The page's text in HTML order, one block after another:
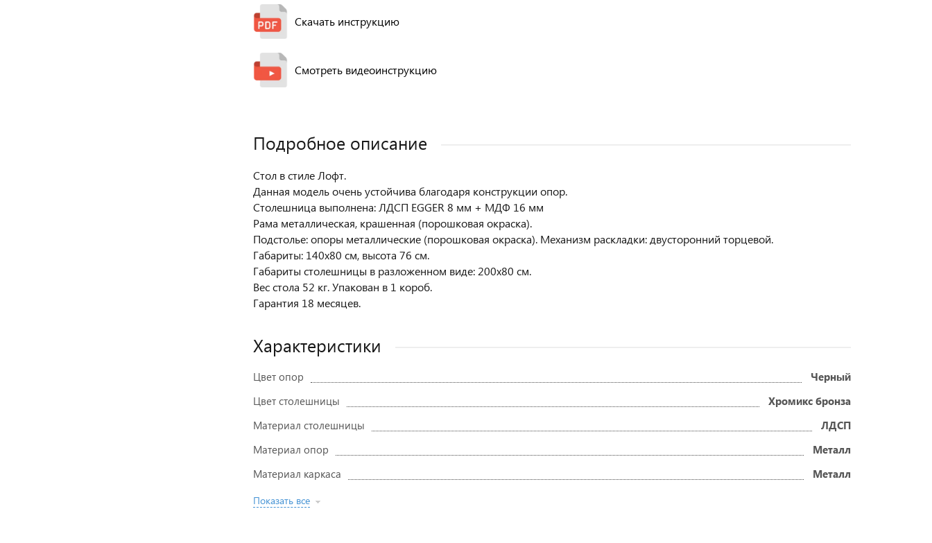
Скачать инструкцию
Смотреть видеоинструкцию
Подробное описание
Стол в стиле Лофт.
Данная модель очень устойчива благодаря конструкции опор.
Столешница выполнена: ЛДСП EGGER 8 мм + МДФ 16 мм
Рама металлическая, крашенная (порошковая окраска).
Подстолье: опоры металлические (порошковая окраска). Механизм раскладки: двусторонний торцевой.
Габариты: 140х80 см, высота 76 см.
Габариты столешницы в разложенном виде: 200х80 см.
Вес стола 52 кг. Упакован в 1 короб.
Гарантия 18 месяцев.
Характеристики
Цвет опор
Черный
Цвет столешницы
Хромикс бронза
Материал столешницы
ЛДСП
Материал опор
Металл
Материал каркаса
Металл
Показать все